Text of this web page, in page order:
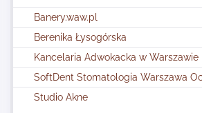
Banery.waw.pl
Berenika Łysogórska
Kancelaria Adwokacka w Warszawie
SoftDent Stomatologia Warszawa
Studio Akne